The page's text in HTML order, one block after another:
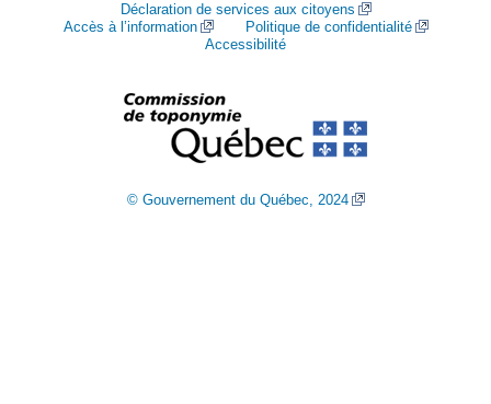
Déclaration de services aux citoyens
Accès à l’information
Politique de confidentialité
Accessibilité
© Gouvernement du Québec, 2024